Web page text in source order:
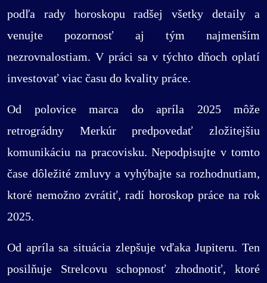
podľa rady horoskopu radšej všetky detaily a
venujte pozornosť aj tým najmenším
nezrovnalostiam. V práci sa v týchto dňoch oplatí
investovať viac času do kvality práce.
Od polovice marca do apríla 2025 môže
retrográdny Merkúr predpovedať zložitejšiu
komunikáciu na pracovisku. Nepodpisujte v tomto
čase dôležité zmluvy a vyhýbajte sa rozhodnutiam,
ktoré nemožno zvrátiť, radí horoskop práce na rok
2025.
Od apríla sa situácia zlepšuje vďaka Jupiteru. Ten
posilňuje Strelcovu schopnosť zhodnotiť, ktoré